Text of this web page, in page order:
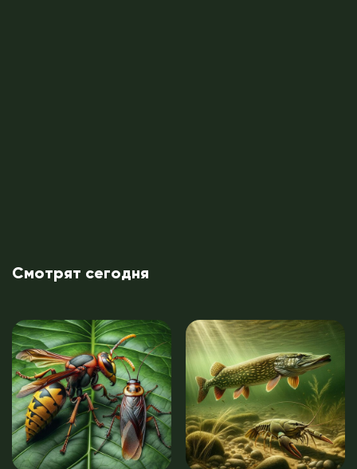
Смотрят сегодня